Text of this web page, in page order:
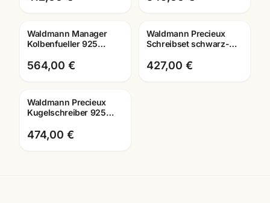
Waldmann Manager
Kolbenfueller 925
mit Lasergravur
564,00 €
Gravur
Waldmann Precieux
Schreibset schwarz-
Kugelschreiber ·
8082/8078
427,00 €
Gravur
Waldmann Precieux
Kugelschreiber 925
Luxus-Schreibgerät
474,00 €